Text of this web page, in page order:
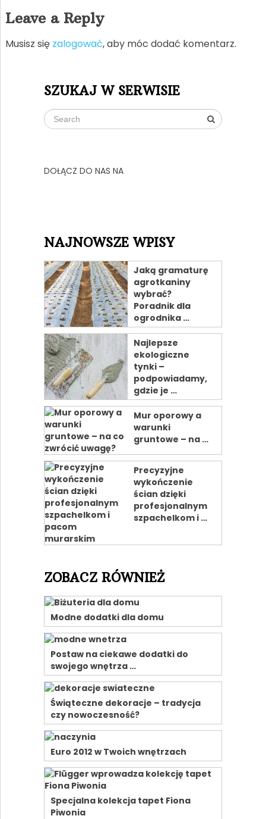
Leave a Reply
Musisz się zalogować, aby móc dodać komentarz.
SZUKAJ W SERWISIE
DOŁĄCZ DO NAS NA
NAJNOWSZE WPISY
Jaką gramaturę
agrotkaniny
wybrać?
Poradnik dla
ogrodnika …
Najlepsze
ekologiczne
tynki –
podpowiadamy,
gdzie je …
Mur oporowy a
warunki
gruntowe – na …
Precyzyjne
wykończenie
ścian dzięki
profesjonalnym
szpachelkom i …
ZOBACZ RÓWNIEŻ
Modne dodatki dla domu
Postaw na ciekawe dodatki do
swojego wnętrza …
Świąteczne dekoracje – tradycja
czy nowoczesność?
Euro 2012 w Twoich wnętrzach
Specjalna kolekcja tapet Fiona
Piwonia